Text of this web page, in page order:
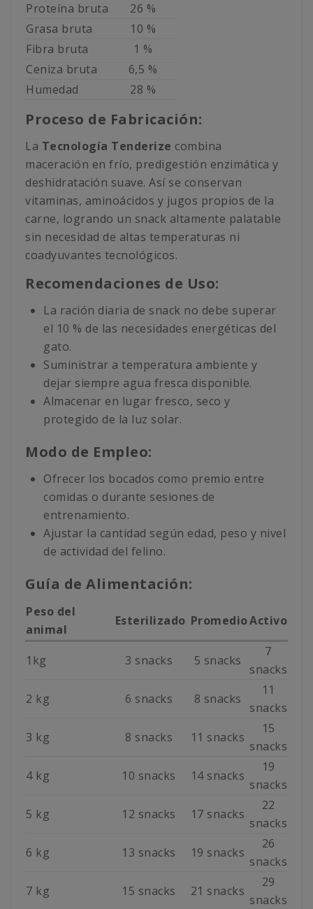
Proteína bruta
26 %
Grasa bruta
10 %
Fibra bruta
1 %
Ceniza bruta
6,5 %
Humedad
28 %
Proceso de Fabricación:
La Tecnología Tenderize combina
maceración en frío, predigestión enzimática y
deshidratación suave. Así se conservan
vitaminas, aminoácidos y jugos propios de la
carne, logrando un snack altamente palatable
sin necesidad de altas temperaturas ni
coadyuvantes tecnológicos.
Recomendaciones de Uso:
La ración diaria de snack no debe superar
el 10 % de las necesidades energéticas del
gato.
Suministrar a temperatura ambiente y
dejar siempre agua fresca disponible.
Almacenar en lugar fresco, seco y
protegido de la luz solar.
Modo de Empleo:
Ofrecer los bocados como premio entre
comidas o durante sesiones de
entrenamiento.
Ajustar la cantidad según edad, peso y nivel
de actividad del felino.
Guía de Alimentación:
Peso del
animal
Esterilizado PromedioActivo
1kg 3 snacks 5 snacks
7
snacks
2 kg
6 snacks 8 snacks
11
snacks
3 kg
8 snacks 11 snacks
15
snacks
4 kg
10 snacks 14 snacks
19
snacks
5 kg
12 snacks 17 snacks
22
snacks
6 kg
13 snacks 19 snacks
26
snacks
7 kg
15 snacks 21 snacks
29
snacks